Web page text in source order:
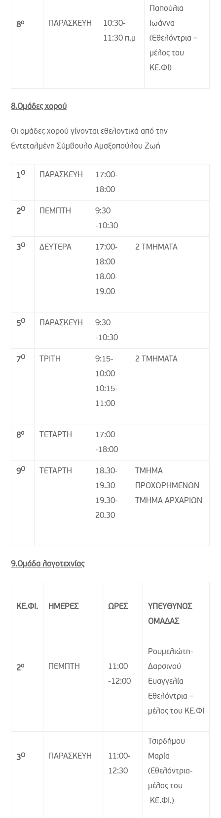
8ο ΠΑΡΑΣΚΕΥΗ
10:30-
11:30 π.μ
Παπούλια
Ιωάννα
(Εθελόντρια –
μέλος του
ΚΕ.ΦΙ)
8.Ομάδες χορού
Οι ομάδες χορού γίνονται εθελοντικά από την
Εντεταλμένη Σύμβουλο Αμαξοπούλου Ζωή
1Ο ΠΑΡΑΣΚΕΥΗ
17:00-
18:00
2Ο ΠΕΜΠΤΗ
9:30
-10:30
3Ο ΔΕΥΤΕΡΑ
17:00-
18:00
18.00-
19.00
2 ΤΜΗΜΑΤΑ
5Ο ΠΑΡΑΣΚΕΥΗ
9:30
-10:30
7Ο ΤΡΙΤΗ
9:15-
10:00
10:15-
11:00
2 ΤΜΗΜΑΤΑ
8ο ΤΕΤΑΡΤΗ
17:00
-18:00
9Ο ΤΕΤΑΡΤΗ
18.30-
19.30
19.30-
20.30
ΤΜΗΜΑ
ΠΡΟΧΩΡΗΜΕΝΩΝ
ΤΜΗΜΑ ΑΡΧΑΡΙΩΝ
9.Ομάδα λογοτεχνίας
ΚΕ.ΦΙ. ΗΜΕΡΕΣ ΩΡΕΣ
ΥΠΕΥΘΥΝΟΣ
ΟΜΑΔΑΣ
2ο ΠΕΜΠΤΗ
11:00
-12:00
Ρουμελιώτη-
Δαρσινού
Ευαγγελία
Εθελόντρια –
μέλος του ΚΕ.ΦΙ
3Ο ΠΑΡΑΣΚΕΥΗ
11:00-
12:30
Τσιρδήμου
Μαρία
(Εθελόντρια-
μέλος του
ΚΕ.ΦΙ.)